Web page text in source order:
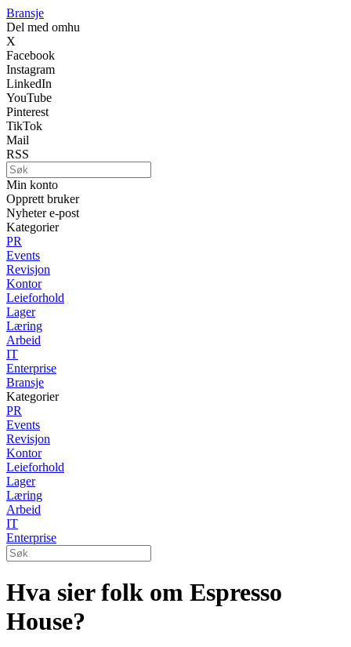
Bransje
Del med omhu
X
Facebook
Instagram
LinkedIn
YouTube
Pinterest
TikTok
Mail
RSS
Min konto
Opprett bruker
Nyheter e-post
Kategorier
PR
Events
Revisjon
Kontor
Leieforhold
Lager
Læring
Arbeid
IT
Enterprise
Bransje
Kategorier
PR
Events
Revisjon
Kontor
Leieforhold
Lager
Læring
Arbeid
IT
Enterprise
Hva sier folk om Espresso
House?